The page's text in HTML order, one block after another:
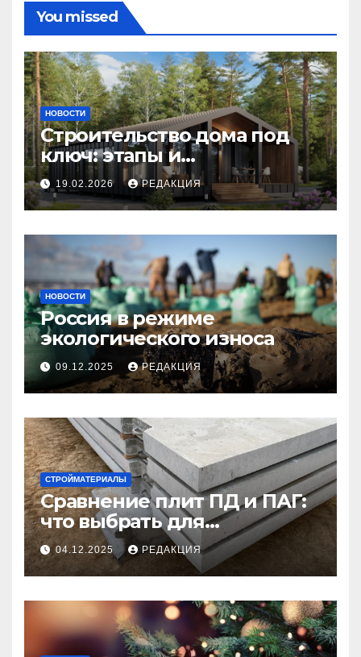
You missed
НОВОСТИ
Строительство дома под
ключ: этапы и
планирование бюджета
19.02.2026 РЕДАКЦИЯ
НОВОСТИ
Россия в режиме
экологического износа
09.12.2025 РЕДАКЦИЯ
СТРОЙМАТЕРИАЛЫ
Сравнение плит ПД и ПАГ:
что выбрать для
долговечного и прочного
покрытия
04.12.2025 РЕДАКЦИЯ